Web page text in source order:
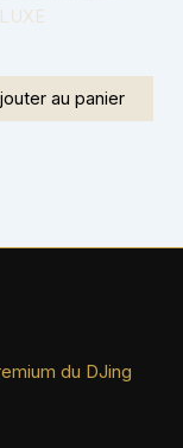
au panier
du DJing